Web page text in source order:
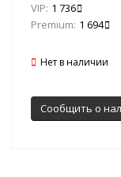
VIP: 1 736
Premium: 1 694
Нет в наличии
Сообщить о